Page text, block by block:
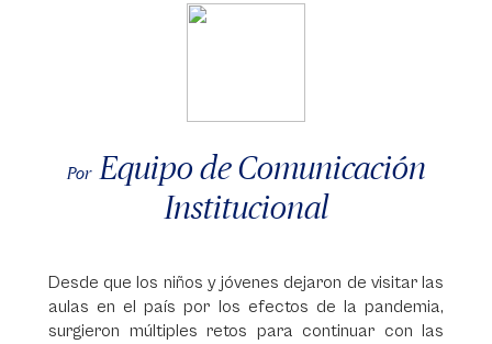
Por Equipo de Comunicación
Institucional
Desde que los niños y jóvenes dejaron de visitar las
aulas en el país por los efectos de la pandemia,
surgieron múltiples retos para continuar con las